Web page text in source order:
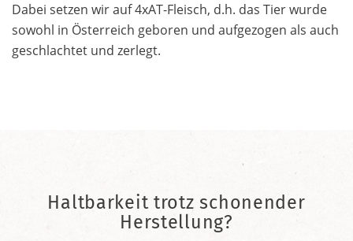
Dabei setzen wir auf 4xAT-Fleisch, d.h. das Tier wurde
sowohl in Österreich geboren und aufgezogen als auch
geschlachtet und zerlegt.
Haltbarkeit trotz schonender
Herstellung?